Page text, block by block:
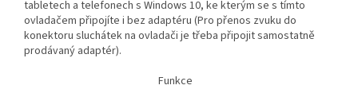
tabletech a telefonech s Windows 10, ke kterým se s tímto
ovladačem připojíte i bez adaptéru (Pro přenos zvuku do
konektoru sluchátek na ovladači je třeba připojit samostatně
prodávaný adaptér).
Funkce